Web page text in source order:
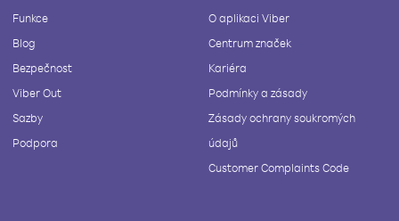
Funkce
Blog
Bezpečnost
Viber Out
Sazby
Podpora
O aplikaci Viber
Centrum značek
Kariéra
Podmínky a zásady
Zásady ochrany soukromých
údajů
Customer Complaints Code